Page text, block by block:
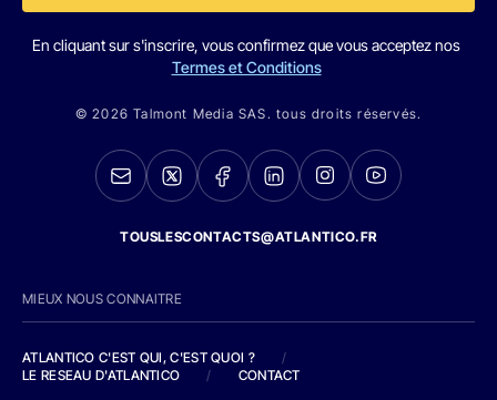
En cliquant sur s'inscrire, vous confirmez que vous acceptez nos
Termes et Conditions
© 2026 Talmont Media SAS. tous droits réservés.
TOUSLESCONTACTS@ATLANTICO.FR
MIEUX NOUS CONNAITRE
ATLANTICO C'EST QUI, C'EST QUOI ?
/
LE RESEAU D'ATLANTICO
/ CONTACT